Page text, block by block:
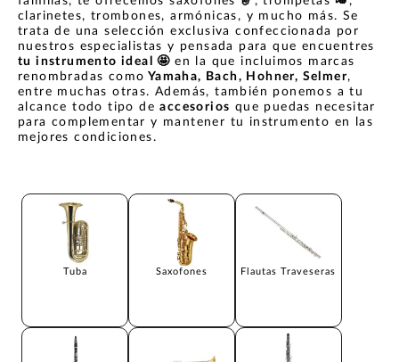
clarinetes, trombones, armónicas, y mucho más. Se
trata de una selección exclusiva confeccionada por
nuestros especialistas y pensada para que encuentres
tu instrumento ideal 🤩en la que incluimos marcas
renombradas como Yamaha, Bach, Hohner, Selmer,
entre muchas otras. Además, también ponemos a tu
alcance todo tipo deaccesorios que puedas necesitar
para complementar y mantener tu instrumento en las
mejores condiciones.
Tuba Saxofones Flautas Traveseras